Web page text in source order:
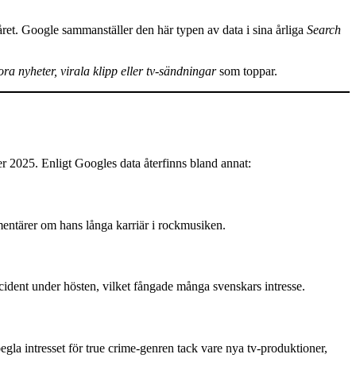
Google sammanställer den här typen av data i sina årliga Search
nyheter, virala klipp eller tv-sändningarsom toppar.
2025. Enligt Googles data återfinns bland annat:
om hans långa karriär i rockmusiken.
under hösten, vilket fångade många svenskars intresse.
intresset för true crime-genren tack vare nya tv-produktioner,